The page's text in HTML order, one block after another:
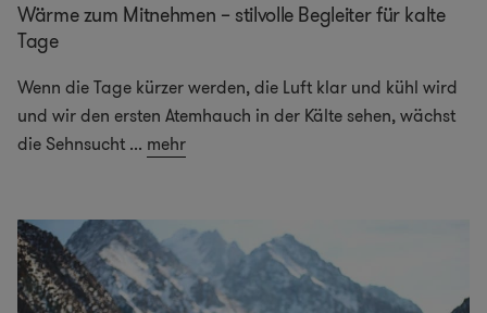
Wärme zum Mitnehmen – stilvolle Begleiter für kalte
Tage
Wenn die Tage kürzer werden, die Luft klar und kühl wird
und wir den ersten Atemhauch in der Kälte sehen, wächst
die Sehnsucht ... mehr